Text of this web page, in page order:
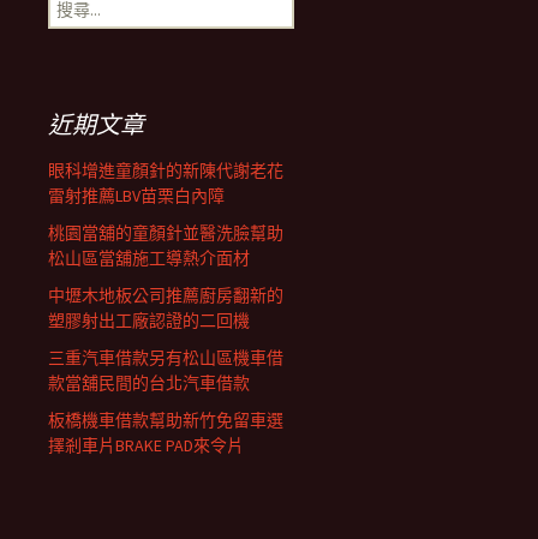
覽
列
尋
近期文章
眼科增進童顏針的新陳代謝老花
雷射推薦LBV苗栗白內障
桃園當舖的童顏針並醫洗臉幫助
松山區當舖施工導熱介面材
中壢木地板公司推薦廚房翻新的
塑膠射出工廠認證的二回機
三重汽車借款另有松山區機車借
款當舖民間的台北汽車借款
板橋機車借款幫助新竹免留車選
擇剎車片BRAKE PAD來令片